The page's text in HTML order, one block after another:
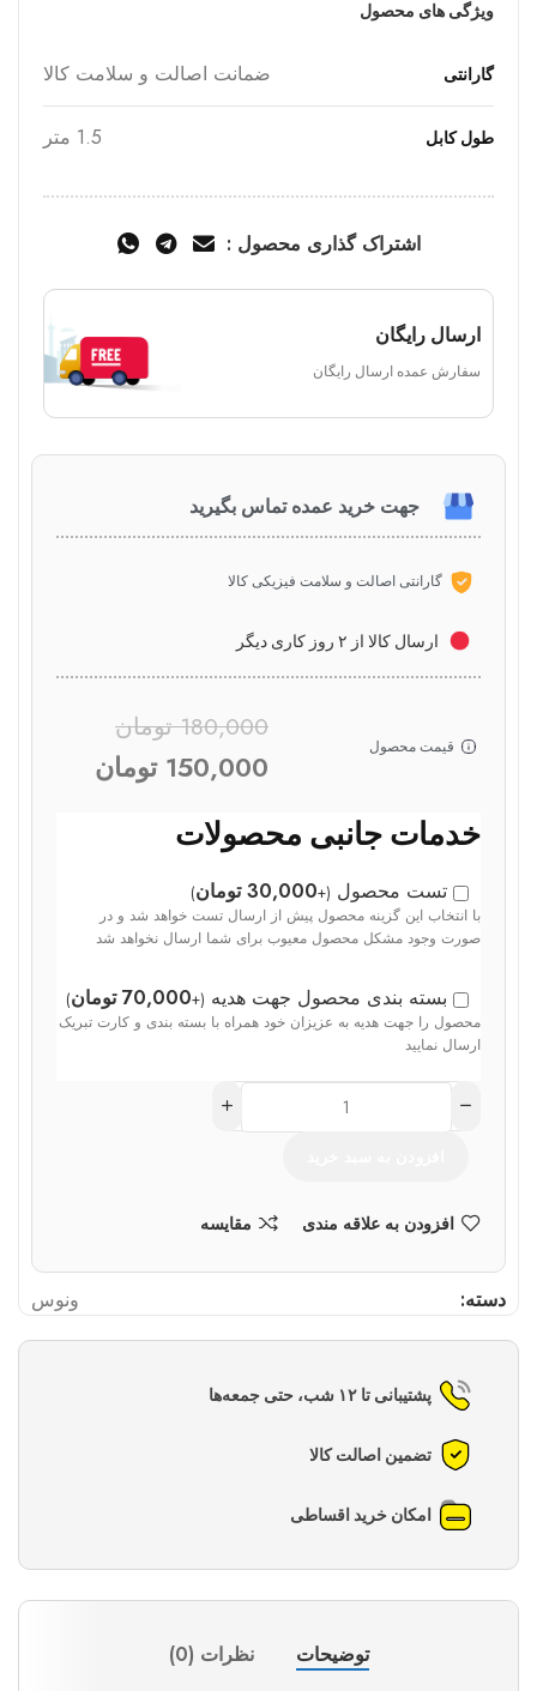
ویژگی های محصول
گارانتی ضمانت اصالت و سلامت کالا
طول کابل 1.5 متر
اشتراک گذاری محصول :
ارسال رایگان
سفارش عمده ارسال رایگان
جهت خرید عمده تماس بگیرید
گارانتی اصالت و سلامت فیزیکی کالا
ارسال کالا از ۲ روز کاری دیگر
قیمت محصول
180,000 تومان
150,000 تومان
خدمات جانبی محصولات
تست محصول (
+
30,000 تومان)
با انتخاب این گزینه محصول پیش از ارسال تست خواهد شد و در
صورت وجود مشکل محصول معیوب برای شما ارسال نخواهد شد
بسته بندی محصول جهت هدیه (
+
70,000 تومان)
محصول را جهت هدیه به عزیزان خود همراه با بسته بندی و کارت تبریک
ارسال نمایید
افزودن به علاقه مندی مقایسه
دسته: ونوس
پشتیبانی تا ۱۲ شب، حتی جمعه‌ها
تضمین اصالت کالا
امکان خرید اقساطی
توضیحات نظرات (0)